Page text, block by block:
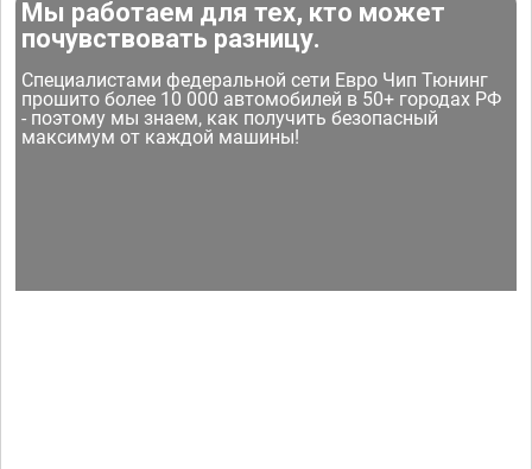
Мы работаем для тех, кто может
почувствовать разницу.
Специалистами федеральной сети Евро Чип Тюнинг
прошито более 10 000 автомобилей в 50+ городах РФ
- поэтому мы знаем, как получить безопасный
максимум от каждой машины!